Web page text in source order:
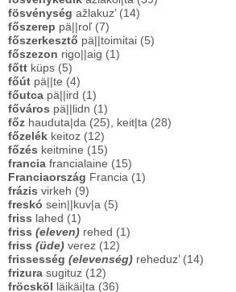
fösvénység ažlakuz’ (14)
főszerep pä||roľ (7)
főszerkesztő pä||toimitai (5)
főszezon rigo||aig (1)
főtt küps (5)
főút pä||te (4)
főutca pä||ird (1)
főváros pä||lidn (1)
főz hauduta|da (25), keit|ta (28)
főzelék keitoz (12)
főzés keitmine (15)
francia francialaine (15)
Franciaország Francia (1)
frázis virkeh (9)
freskó sein||kuv|a (5)
friss lahed (1)
friss (eleven) rehed (1)
friss (üde) verez (12)
frissesség (elevenség) reheduz’ (14)
frizura sugituz (12)
fröcsköl
läikäi|ta (36)